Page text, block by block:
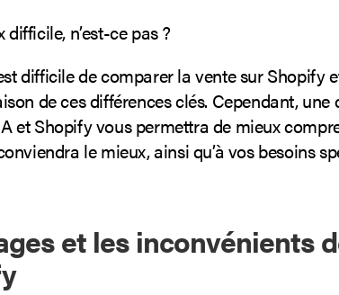
difficile, n’est-ce pas ?
difficile de comparer la vente sur Shopify
de ces différences clés. Cependant,
et Shopify vous permettra de mieux
le mieux, ainsi qu’à vos besoins
et les inconvénients